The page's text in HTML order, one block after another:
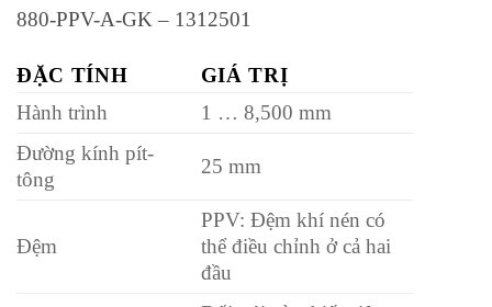
880-PPV-A-GK – 1312501
ĐẶC TÍNH
GIÁ TRỊ
Hành trình
1 … 8,500 mm
Đường kính pít-
tông
25 mm
Đệm
PPV: Đệm khí nén có
thể điều chỉnh ở cả hai
đầu